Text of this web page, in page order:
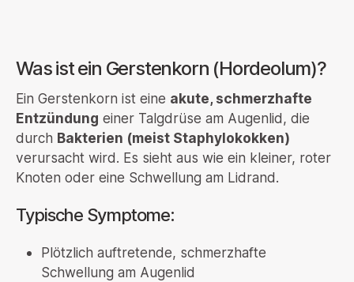
Was ist ein Gerstenkorn (Hordeolum)?
Ein Gerstenkorn ist eine akute, schmerzhafte
Entzündung einer Talgdrüse am Augenlid, die
durch Bakterien (meist Staphylokokken)
verursacht wird. Es sieht aus wie ein kleiner, roter
Knoten oder eine Schwellung am Lidrand.
Typische Symptome:
Plötzlich auftretende, schmerzhafte
Schwellung am Augenlid